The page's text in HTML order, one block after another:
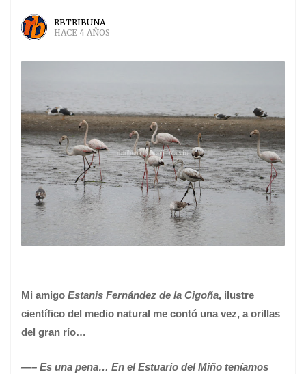
RBTRIBUNA
HACE 4 AÑOS
Mi amigo Estanis Fernández de la Cigoña, ilustre
científico del medio natural me contó una vez, a orillas
del gran río…
—– Es una pena… En el Estuario del Miño teníamos